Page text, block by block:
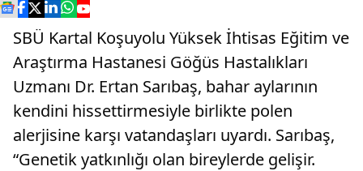
SBÜ Kartal Koşuyolu Yüksek İhtisas Eğitim ve
Araştırma Hastanesi Göğüs Hastalıkları
Uzmanı Dr. Ertan Sarıbaş, bahar aylarının
kendini hissettirmesiyle birlikte polen
alerjisine karşı vatandaşları uyardı. Sarıbaş,
“Genetik yatkınlığı olan bireylerde gelişir.